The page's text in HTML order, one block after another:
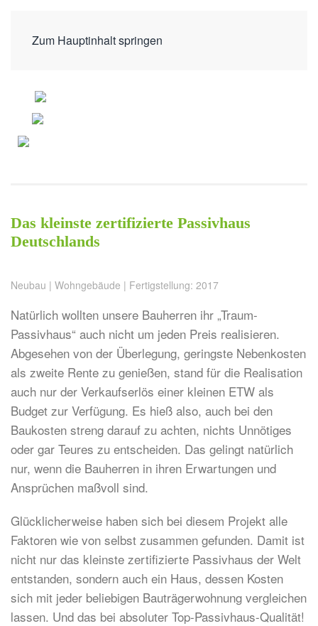
Zum Hauptinhalt springen
Das kleinste zertifizierte Passivhaus
Deutschlands
Neubau | Wohngebäude | Fertigstellung: 2017
Natürlich wollten unsere Bauherren ihr „Traum-
Passivhaus“ auch nicht um jeden Preis realisieren.
Abgesehen von der Überlegung, geringste Nebenkosten
als zweite Rente zu genießen, stand für die Realisation
auch nur der Verkaufserlös einer kleinen ETW als
Budget zur Verfügung. Es hieß also, auch bei den
Baukosten streng darauf zu achten, nichts Unnötiges
oder gar Teures zu entscheiden. Das gelingt natürlich
nur, wenn die Bauherren in ihren Erwartungen und
Ansprüchen maßvoll sind.
Glücklicherweise haben sich bei diesem Projekt alle
Faktoren wie von selbst zusammen gefunden. Damit ist
nicht nur das kleinste zertifizierte Passivhaus der Welt
entstanden, sondern auch ein Haus, dessen Kosten
sich mit jeder beliebigen Bauträgerwohnung vergleichen
lassen. Und das bei absoluter Top-Passivhaus-Qualität!